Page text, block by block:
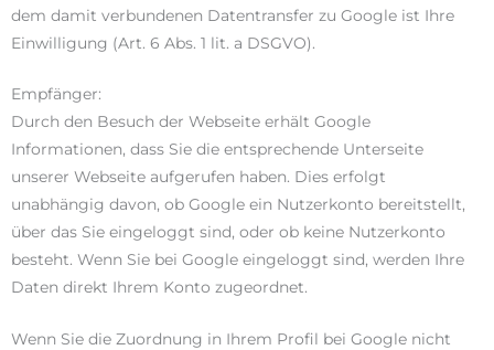
dem damit verbundenen Datentransfer zu Google ist Ihre
Einwilligung (Art. 6 Abs. 1 lit. a DSGVO).
Empfänger:
Durch den Besuch der Webseite erhält Google
Informationen, dass Sie die entsprechende Unterseite
unserer Webseite aufgerufen haben. Dies erfolgt
unabhängig davon, ob Google ein Nutzerkonto bereitstellt,
über das Sie eingeloggt sind, oder ob keine Nutzerkonto
besteht. Wenn Sie bei Google eingeloggt sind, werden Ihre
Daten direkt Ihrem Konto zugeordnet.
Wenn Sie die Zuordnung in Ihrem Profil bei Google nicht